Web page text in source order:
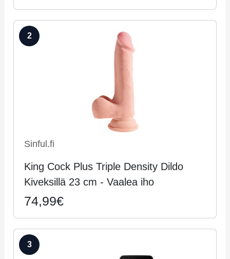
2
Sinful.fi
King Cock Plus Triple Density Dildo
Kiveksillä 23 cm - Vaa­lea iho
74,99€
3